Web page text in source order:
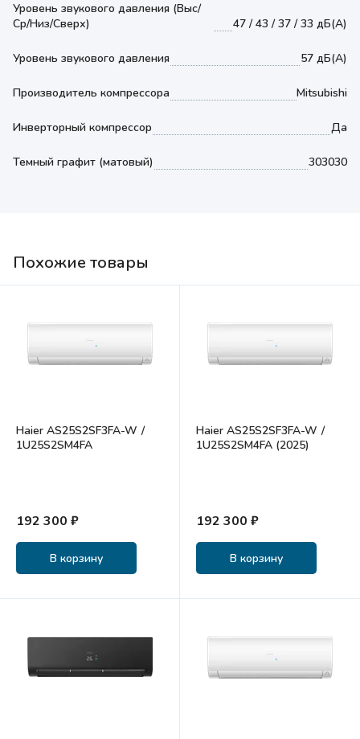
Уровень звукового давления (Выс/
Ср/Низ/Сверх)
47 / 43 / 37 / 33 дБ(А)
Уровень звукового давления 57 дБ(А)
Производитель компрессора Mitsubishi
Инверторный компрессор Да
Темный графит (матовый) 303030
Похожие товары
Haier AS25S2SF3FA-W /
1U25S2SM4FA
192 300 ₽
В корзину
Haier AS25S2SF3FA-W /
1U25S2SM4FA (2025)
192 300 ₽
В корзину